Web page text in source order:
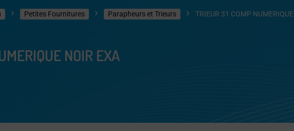
Petites Fournitures Parapheurs et Trieurs
TRIEUR 31 COMP NUMERIQUE
NOIR EXA